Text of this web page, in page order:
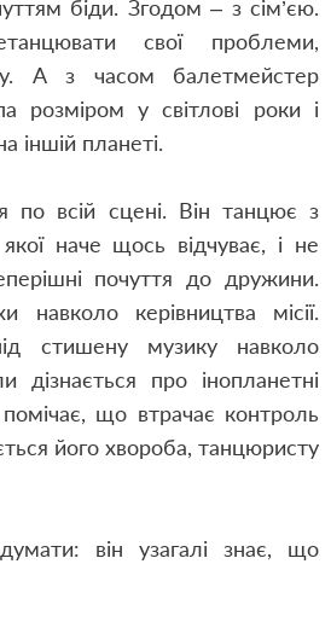
біди. Згодом – з сім’єю.
свої проблеми,
А з часом балетмейстер
розміром у світлові роки і
іншій планеті.
по всій сцені. Він танцює з
наче щось відчуває, і не
почуття до дружини.
навколо керівництва місії.
стишену музику навколо
дізнається про інопланетні
що втрачає контроль
його хвороба, танцюристу
він узагалі знає, що